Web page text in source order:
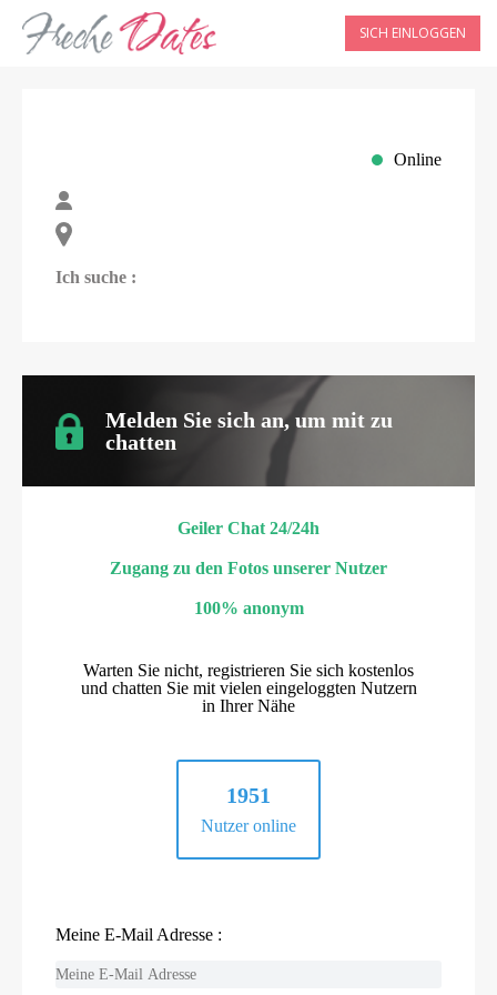
SICH EINLOGGEN
Online
Ich suche :
Melden Sie sich an, um mit zu
chatten
Geiler Chat 24/24h
Zugang zu den Fotos unserer Nutzer
100% anonym
Warten Sie nicht, registrieren Sie sich kostenlos
und chatten Sie mit vielen eingeloggten Nutzern
in Ihrer Nähe
1951
Nutzer online
Meine E-Mail Adresse :